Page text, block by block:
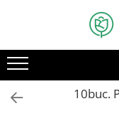
Mar
10buc.